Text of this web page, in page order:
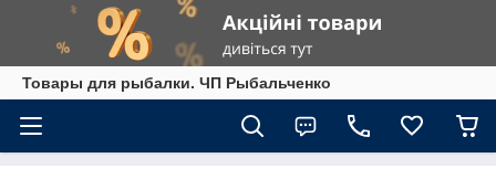
Товары для рыбалки. ЧП Рыбальченко